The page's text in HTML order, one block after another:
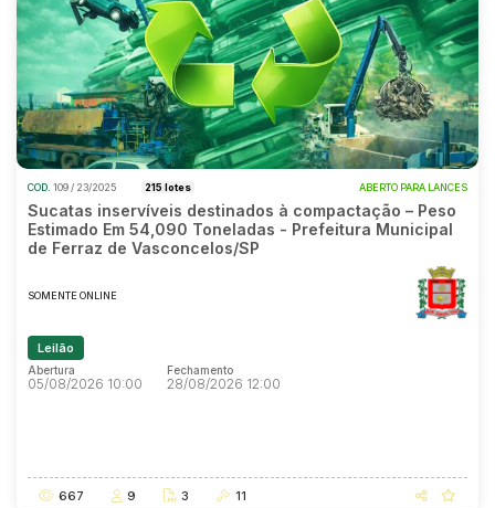
COD. 109 / 23/2025 215 lotes ABERTO PARA LANCES
Sucatas inservíveis destinados à compactação – Peso
Estimado Em 54,090 Toneladas - Prefeitura Municipal
de Ferraz de Vasconcelos/SP
SOMENTE ONLINE
Leilão
Abertura
05/08/2026 10:00
Fechamento
28/08/2026 12:00
667 9 3 11